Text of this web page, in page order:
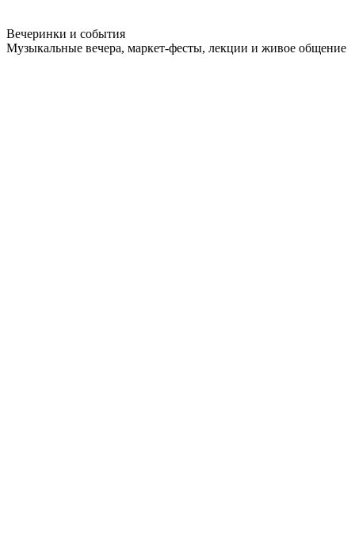
Вечеринки и события
Музыкальные вечера, маркет-фесты, лекции и живое общение